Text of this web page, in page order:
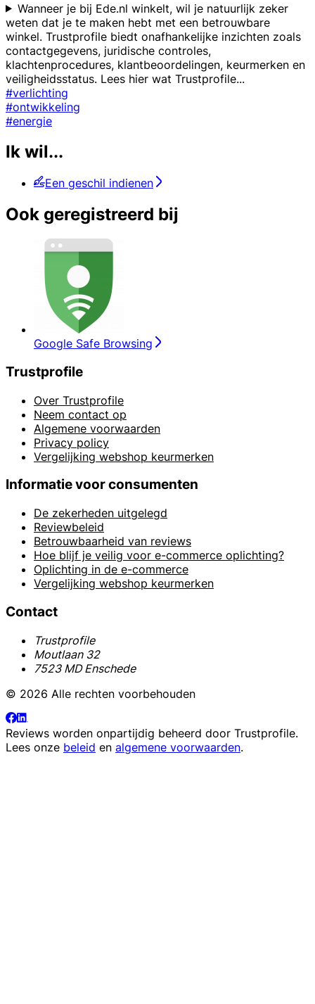
Wanneer je bij Ede.nl winkelt, wil je natuurlijk zeker
weten dat je te maken hebt met een betrouwbare
winkel. Trustprofile biedt onafhankelijke inzichten zoals
contactgegevens, juridische controles,
klachtenprocedures, klantbeoordelingen, keurmerken en
veiligheidsstatus. Lees hier wat Trustprofile...
#verlichting
#ontwikkeling
#energie
Ik wil...
Een geschil indienen
Ook geregistreerd bij
Google Safe Browsing
Trustprofile
Over Trustprofile
Neem contact op
Algemene voorwaarden
Privacy policy
Vergelijking webshop keurmerken
Informatie voor consumenten
De zekerheden uitgelegd
Reviewbeleid
Betrouwbaarheid van reviews
Hoe blijf je veilig voor e-commerce oplichting?
Oplichting in de e-commerce
Vergelijking webshop keurmerken
Contact
Trustprofile
Moutlaan 32
7523 MD Enschede
© 2026 Alle rechten voorbehouden
Reviews worden onpartijdig beheerd door Trustprofile.
Lees onze beleid en algemene voorwaarden.